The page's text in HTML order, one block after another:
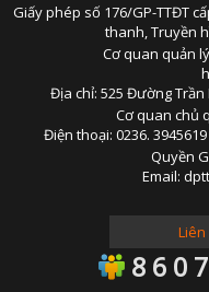
Giấy phép số 176/GP-TTĐT
thanh, Truyền
Cơ quan quản
Địa chỉ: 525 Đường
Cơ quan chủ
Điện thoại: 0236.
Quyền
Email: